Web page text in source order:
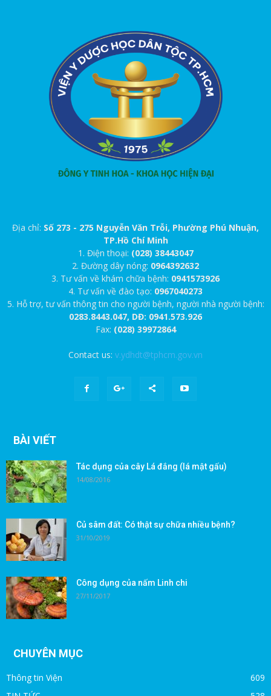
Địa chỉ: Số 273 - 275 Nguyễn Văn Trỗi, Phường Phú Nhuận,
TP.Hồ Chí Minh
1. Điện thoại: (028) 38443047
2. Đường dây nóng: 0964392632
3. Tư vấn về khám chữa bệnh: 0941573926
4. Tư vấn về đào tạo: 0967040273
5. Hỗ trợ, tư vấn thông tin cho người bệnh, người nhà người bệnh:
0283.8443.047, DĐ: 0941.573.926
Fax: (028) 39972864
Contact us: v.ydhdt@tphcm.gov.vn
BÀI VIẾT
Tác dụng của cây Lá đắng (lá mật gấu)
14/08/2016
Củ sâm đất: Có thật sự chữa nhiều bệnh?
31/10/2019
Công dụng của nấm Linh chi
27/11/2017
CHUYÊN MỤC
Thông tin Viện
609